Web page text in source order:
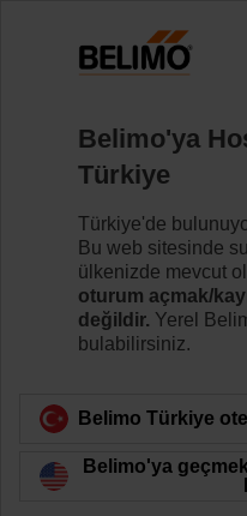
"https://
https://
A-22P-A51
Ürün kategorisine dön
Belimo'ya
Türkiye
Türkiye'de
Bu web sitesinde
ülkenizde mevcut
oturum açmak/
değildir. Yerel
bulabilirsiniz.
Belimo Türkiye
Belimo'ya